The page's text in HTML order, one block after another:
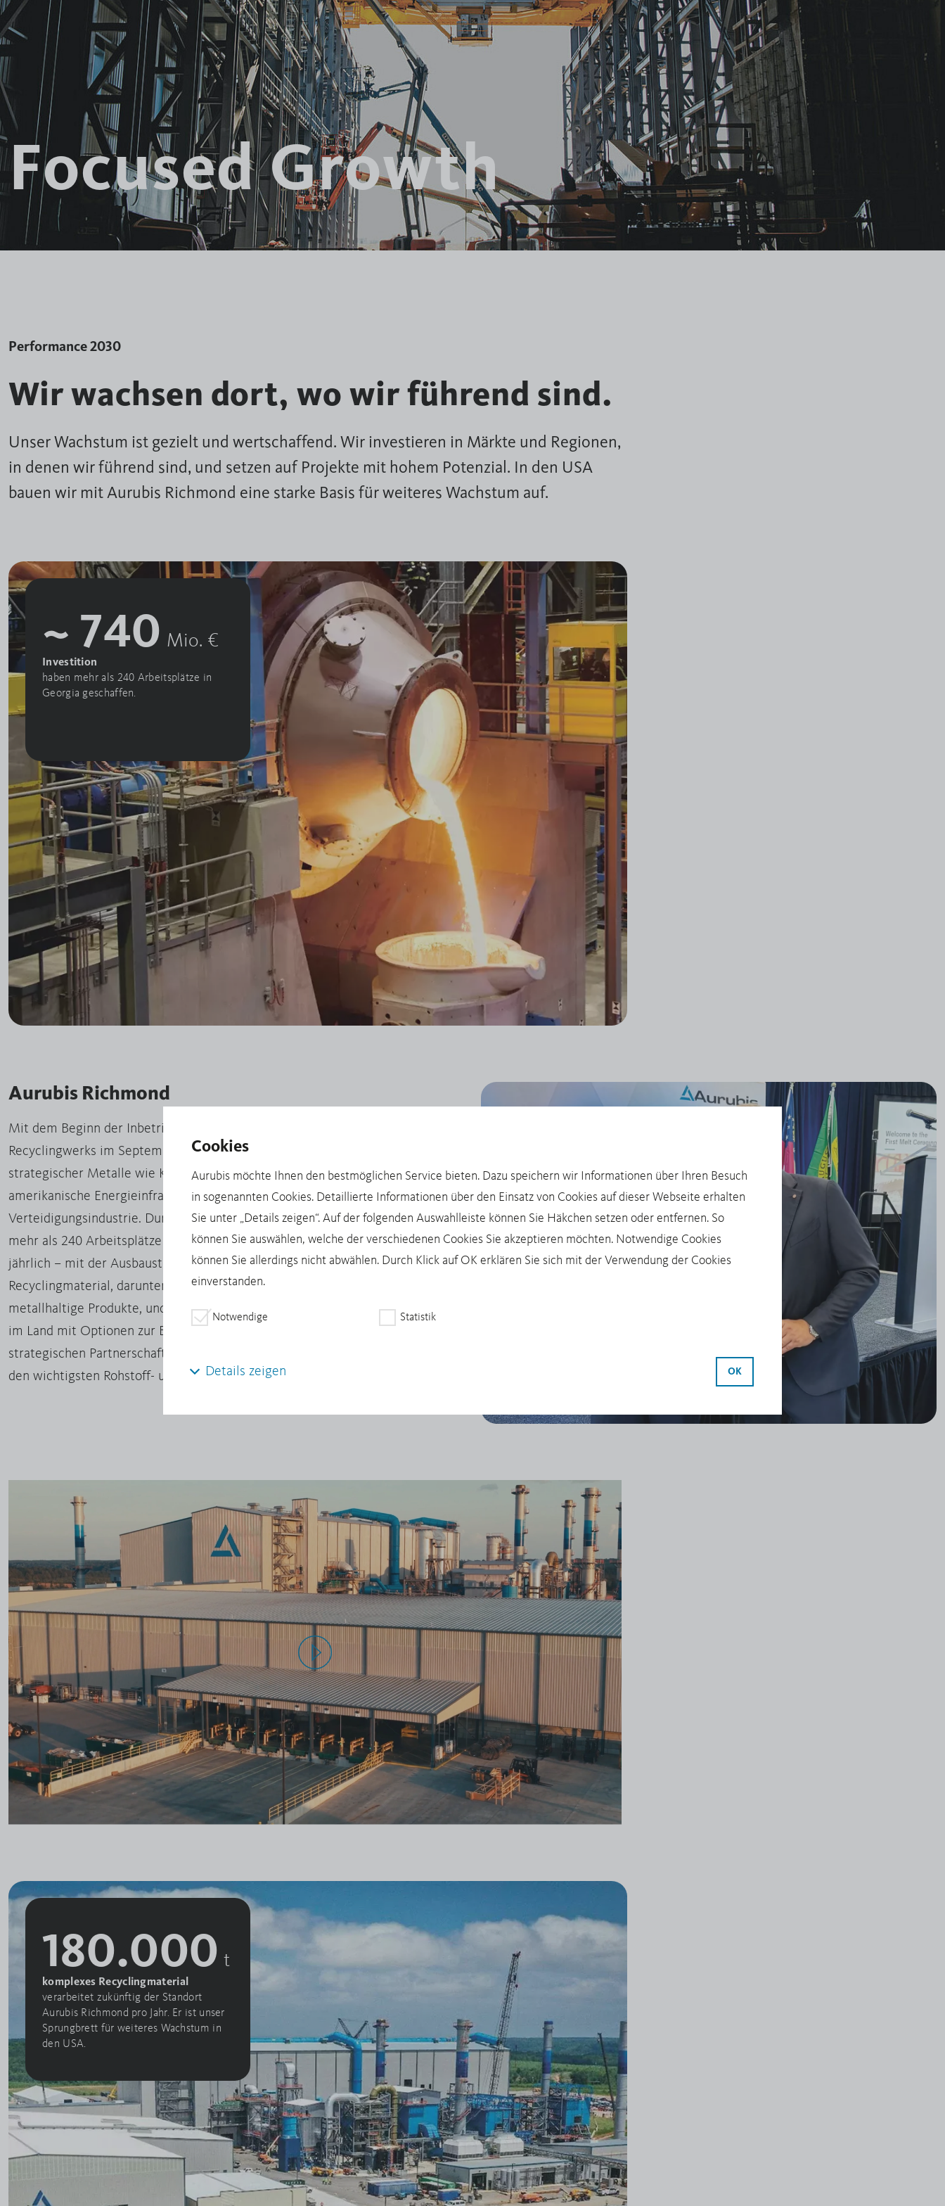
Cookies
Aurubis möchte Ihnen den bestmöglichen Service bieten. Dazu speichern wir Informationen über Ihren Besuch
in sogenannten Cookies. Detaillierte Informationen über den Einsatz von Cookies auf dieser Webseite erhalten
Sie unter „Details zeigen“. Auf der folgenden Auswahlleiste können Sie Häkchen setzen oder entfernen. So
können Sie auswählen, welche der verschiedenen Cookies Sie akzeptieren möchten. Notwendige Cookies
können Sie allerdings nicht abwählen. Durch Klick auf OK erklären Sie sich mit der Verwendung der Cookies
einverstanden.
Notwendige Statistik
Details zeigen OK
Focused Growth
Performance 2030
Wir wachsen dort, wo wir führend sind.
Unser Wachstum ist gezielt und wertschaffend. Wir investieren in Märkte und Regionen,
in denen wir führend sind, und setzen auf Projekte mit hohem Potenzial. In den USA
bauen wir mit Aurubis Richmond eine starke Basis für weiteres Wachstum auf.
~ 740 Mio. €
Investition
haben mehr als 240 Arbeitsplätze in
Georgia geschaffen.
Aurubis Richmond
Mit dem Beginn der Inbetriebnahme des ersten US-Multimetall-
Recyclingwerks im September 2025 startet Aurubis die Produktion
strategischer Metalle wie Kupfer, Nickel, Zinn und Edelmetalle für die
amerikanische Energieinfrastruktur, Datenzentren, KI-Anwendungen und die
Verteidigungsindustrie. Durch die Investition von rund 740 Mio. € haben wir
mehr als 240 Arbeitsplätze in Georgia geschaffen. Der Standort verarbeitet
jährlich – mit der Ausbaustufe ab 2026 – bis zu 180.000 t komplexes
Recyclingmaterial, darunter Leiterplatten, Kupferkabel und andere
metallhaltige Produkte, und ist das ideale Sprungbrett für weiteres Wachstum
im Land mit Optionen zur Erweiterung der Wertschöpfung sowie zu weiteren
strategischen Partnerschaften. So skalieren wir unsere Wertschöpfung nahe an
den wichtigsten Rohstoff- und Kundenströmen der Zukunft.
Datenschutzbestimmungen
180.000 t
komplexes Recyclingmaterial
verarbeitet zukünftig der Standort
Aurubis Richmond pro Jahr. Er ist unser
Sprungbrett für weiteres Wachstum in
den USA.